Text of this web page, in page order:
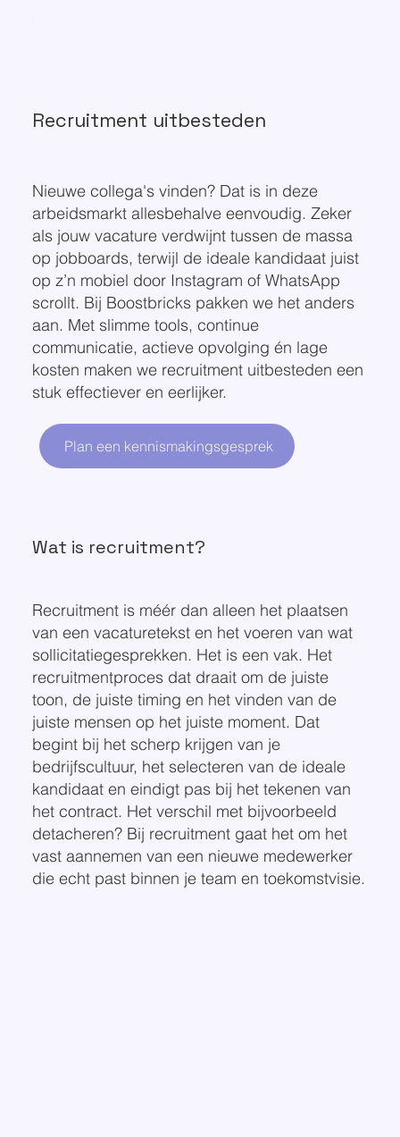
Recruitment uitbesteden
Nieuwe collega's vinden? Dat is in deze
arbeidsmarkt allesbehalve eenvoudig. Zeker
als jouw vacature verdwijnt tussen de massa
op jobboards, terwijl de ideale kandidaat juist
op z’n mobiel door Instagram of WhatsApp
scrollt. Bij Boostbricks pakken we het anders
aan. Met slimme tools, continue
communicatie, actieve opvolging én lage
kosten maken we recruitment uitbesteden een
stuk effectiever en eerlijker.
Plan een kennismakingsgesprek
Wat is recruitment?
Recruitment is méér dan alleen het plaatsen
van een vacaturetekst en het voeren van wat
sollicitatiegesprekken. Het is een vak. Het
recruitmentproces dat draait om de juiste
toon, de juiste timing en het vinden van de
juiste mensen op het juiste moment. Dat
begint bij het scherp krijgen van je
bedrijfscultuur, het selecteren van de ideale
kandidaat en eindigt pas bij het tekenen van
het contract. Het verschil met bijvoorbeeld
detacheren? Bij recruitment gaat het om het
vast aannemen van een nieuwe medewerker
die echt past binnen je team en toekomstvisie.